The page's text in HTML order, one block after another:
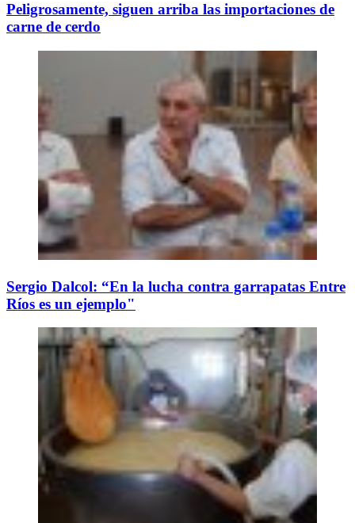
Peligrosamente, siguen arriba las importaciones de
carne de cerdo
Sergio Dalcol: “En la lucha contra garrapatas Entre
Ríos es un ejemplo"